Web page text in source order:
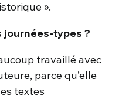
».
journées-types ?
travaillé avec
parce qu’elle
textes